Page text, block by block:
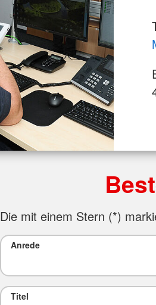
Die mit einem Stern (*)
Anrede
Titel